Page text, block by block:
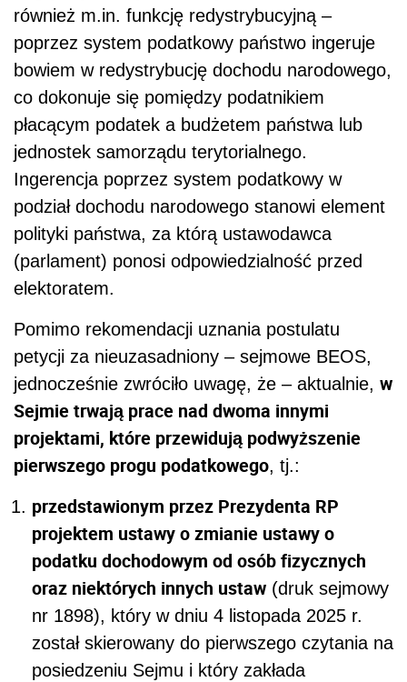
również m.in. funkcję redystrybucyjną –
poprzez system podatkowy państwo ingeruje
bowiem w redystrybucję dochodu narodowego,
co dokonuje się pomiędzy podatnikiem
płacącym podatek a budżetem państwa lub
jednostek samorządu terytorialnego.
Ingerencja poprzez system podatkowy w
podział dochodu narodowego stanowi element
polityki państwa, za którą ustawodawca
(parlament) ponosi odpowiedzialność przed
elektoratem.
Pomimo rekomendacji uznania postulatu
petycji za nieuzasadniony – sejmowe BEOS,
jednocześnie zwróciło uwagę, że – aktualnie, w
Sejmie trwają prace nad dwoma innymi
projektami, które przewidują podwyższenie
pierwszego progu podatkowego, tj.:
przedstawionym przez Prezydenta RP
projektem ustawy o zmianie ustawy o
podatku dochodowym od osób fizycznych
oraz niektórych innych ustaw (druk sejmowy
nr 1898), który w dniu 4 listopada 2025 r.
został skierowany do pierwszego czytania na
posiedzeniu Sejmu i który zakłada